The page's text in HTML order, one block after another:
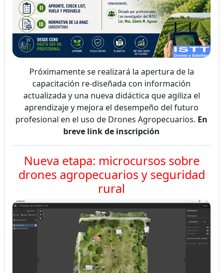
Próximamente se realizará la apertura de la
capacitación re-diseñada con información
actualizada y una nueva didáctica que agiliza el
aprendizaje y mejora el desempeño del futuro
profesional en el uso de Drones Agropecuarios. En
breve link de inscripción
Nueva etapa: microcursos sobre
drones agropecuarios y seguridad
rural